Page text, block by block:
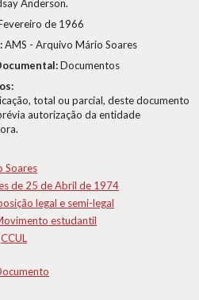
Anderson.
de 1966
AMS - Arquivo Mário Soares
Documentos
total ou parcial, deste documento
autorização da entidade
Soares
de 25 de Abril de 1974
legal e semi-legal
estudantil
CCUL